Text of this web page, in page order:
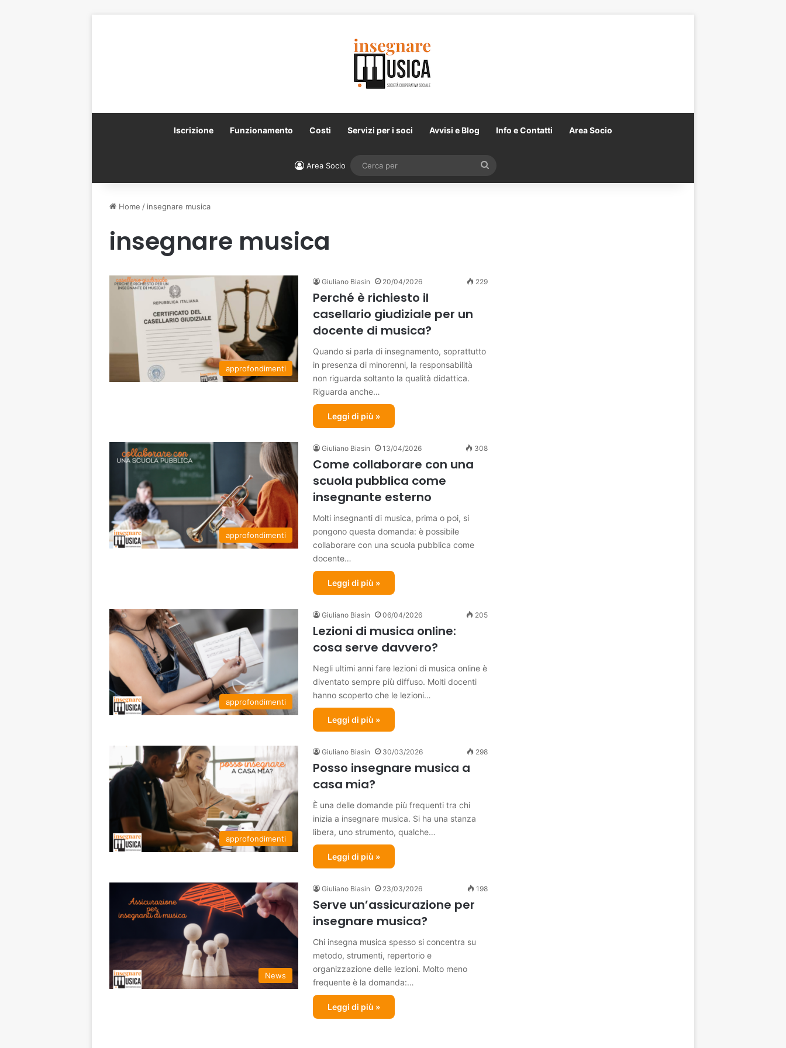
Iscrizione Funzionamento Costi Servizi per i soci Avvisi e Blog Info e Contatti Area Socio
Area Socio
Cerca
per
Home / insegnare musica
insegnare musica
approfondimenti
Giuliano Biasin 20/04/2026 229
Perché è richiesto il
casellario giudiziale per un
docente di musica?
Quando si parla di insegnamento, soprattutto
in presenza di minorenni, la responsabilità
non riguarda soltanto la qualità didattica.
Riguarda anche…
Leggi di più »
approfondimenti
Giuliano Biasin 13/04/2026 308
Come collaborare con una
scuola pubblica come
insegnante esterno
Molti insegnanti di musica, prima o poi, si
pongono questa domanda: è possibile
collaborare con una scuola pubblica come
docente…
Leggi di più »
approfondimenti
Giuliano Biasin 06/04/2026 205
Lezioni di musica online:
cosa serve davvero?
Negli ultimi anni fare lezioni di musica online è
diventato sempre più diffuso. Molti docenti
hanno scoperto che le lezioni…
Leggi di più »
approfondimenti
Giuliano Biasin 30/03/2026 298
Posso insegnare musica a
casa mia?
È una delle domande più frequenti tra chi
inizia a insegnare musica. Si ha una stanza
libera, uno strumento, qualche…
Leggi di più »
News
Giuliano Biasin 23/03/2026 198
Serve un’assicurazione per
insegnare musica?
Chi insegna musica spesso si concentra su
metodo, strumenti, repertorio e
organizzazione delle lezioni. Molto meno
frequente è la domanda:…
Leggi di più »